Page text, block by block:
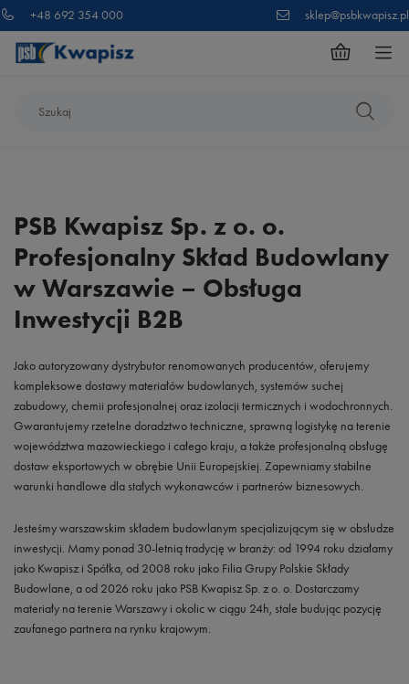
+48 692 354 000 sklep@psbkwapisz.pl
PSB Kwapisz Sp. z o. o.
Profesjonalny Skład Budowlany
w Warszawie – Obsługa
Inwestycji B2B
Jako autoryzowany dystrybutor renomowanych producentów, oferujemy
kompleksowe dostawy materiałów budowlanych, systemów suchej
zabudowy, chemii profesjonalnej oraz izolacji termicznych i wodochronnych.
Gwarantujemy rzetelne doradztwo techniczne, sprawną logistykę na terenie
województwa mazowieckiego i całego kraju, a także profesjonalną obsługę
dostaw eksportowych w obrębie Unii Europejskiej. Zapewniamy stabilne
warunki handlowe dla stałych wykonawców i partnerów biznesowych.
Jesteśmy warszawskim składem budowlanym specjalizującym się w obsłudze
inwestycji. Mamy ponad 30-letnią tradycję w branży: od 1994 roku działamy
jako Kwapisz i Spółka, od 2008 roku jako Filia Grupy Polskie Składy
Budowlane, a od 2026 roku jako PSB Kwapisz Sp. z o. o. Dostarczamy
materiały na terenie Warszawy i okolic w ciągu 24h, stale budując pozycję
zaufanego partnera na rynku krajowym.